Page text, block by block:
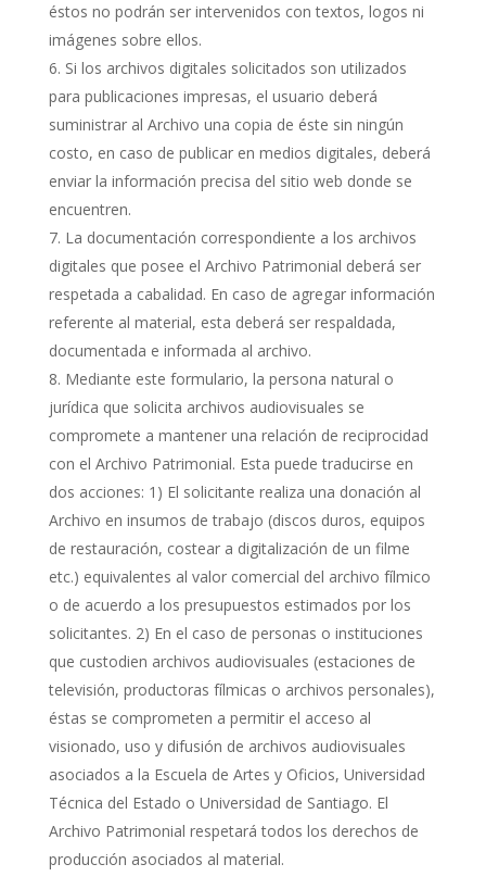
éstos no podrán ser intervenidos con textos, logos ni
imágenes sobre ellos.
Si los archivos digitales solicitados son utilizados
para publicaciones impresas, el usuario deberá
suministrar al Archivo una copia de éste sin ningún
costo, en caso de publicar en medios digitales, deberá
enviar la información precisa del sitio web donde se
encuentren.
La documentación correspondiente a los archivos
digitales que posee el Archivo Patrimonial deberá ser
respetada a cabalidad. En caso de agregar información
referente al material, esta deberá ser respaldada,
documentada e informada al archivo.
Mediante este formulario, la persona natural o
jurídica que solicita archivos audiovisuales se
compromete a mantener una relación de reciprocidad
con el Archivo Patrimonial. Esta puede traducirse en
dos acciones: 1) El solicitante realiza una donación al
Archivo en insumos de trabajo (discos duros, equipos
de restauración, costear a digitalización de un filme
etc.) equivalentes al valor comercial del archivo fílmico
o de acuerdo a los presupuestos estimados por los
solicitantes. 2) En el caso de personas o instituciones
que custodien archivos audiovisuales (estaciones de
televisión, productoras fílmicas o archivos personales),
éstas se comprometen a permitir el acceso al
visionado, uso y difusión de archivos audiovisuales
asociados a la Escuela de Artes y Oficios, Universidad
Técnica del Estado o Universidad de Santiago. El
Archivo Patrimonial respetará todos los derechos de
producción asociados al material.